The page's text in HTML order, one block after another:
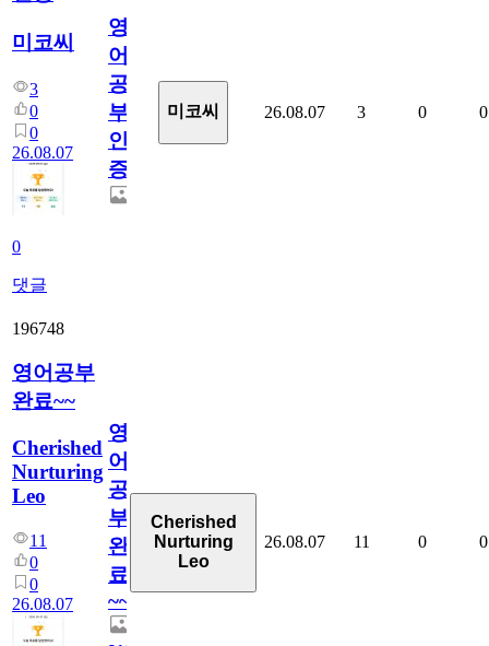
미코씨
3
0
0
26.08.07
0
댓글
영
어
공
부
인
증
미코씨 26.08.07 3 0 0
196748
영어공부
완료~~
Cherished
Nurturing
Leo
11
0
0
26.08.07
영
어
공
부
완
료
~~
Cherished
Nurturing
Leo
26.08.07 11 0 0